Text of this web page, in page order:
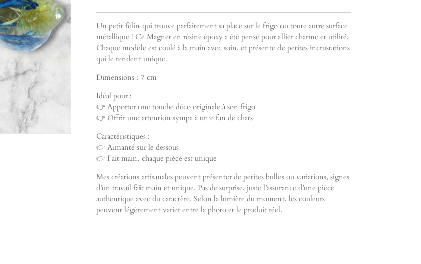
Un petit félin qui trouve parfaitement sa place sur le frigo ou toute autre surface
métallique ! Ce Magnet en résine époxy a été pensé pour allier charme et utilité.
Chaque modèle est coulé à la main avec soin, et présente de petites incrustations
qui le rendent unique.
Dimensions : 7 cm
Idéal pour :
👉 Apporter une touche déco originale à son frigo
👉 Offrir une attention sympa à un·e fan de chats
Caractéristiques :
👉 Aimanté sur le dessous
👉 Fait main, chaque pièce est unique
Mes créations artisanales peuvent présenter de petites bulles ou variations, signes
d’un travail fait main et unique. Pas de surprise, juste l’assurance d’une pièce
authentique avec du caractère. Selon la lumière du moment, les couleurs
peuvent légèrement varier entre la photo et le produit réel.